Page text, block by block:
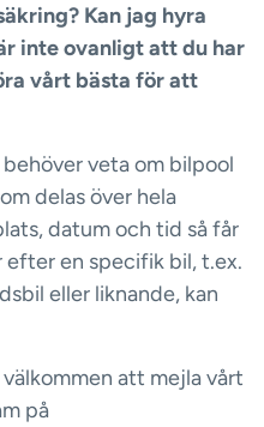
Kan jag hyra
inte ovanligt att du har
vårt bästa för att
veta om bilpool
delas över hela
datum och tid så får
efter en specifik bil, t.ex.
eller liknande, kan
att mejla vårt
på